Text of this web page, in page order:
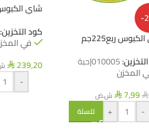
-
ربع225جم
010005|حبة
المخزن
⃁
⃁ 7,99 ش.ض
-
+ للسلة
شاي الكبوس
كود التخزين:
في
⃁ 239,20
-